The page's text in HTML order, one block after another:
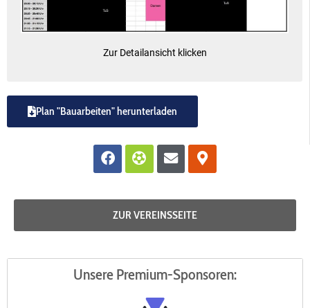
Zur Detailansicht klicken
Plan "Bauarbeiten" herunterladen
Facebook
FutbolEnvelope
Map-
marker-
alt
ZUR VEREINSSEITE
Unsere Premium-Sponsoren: